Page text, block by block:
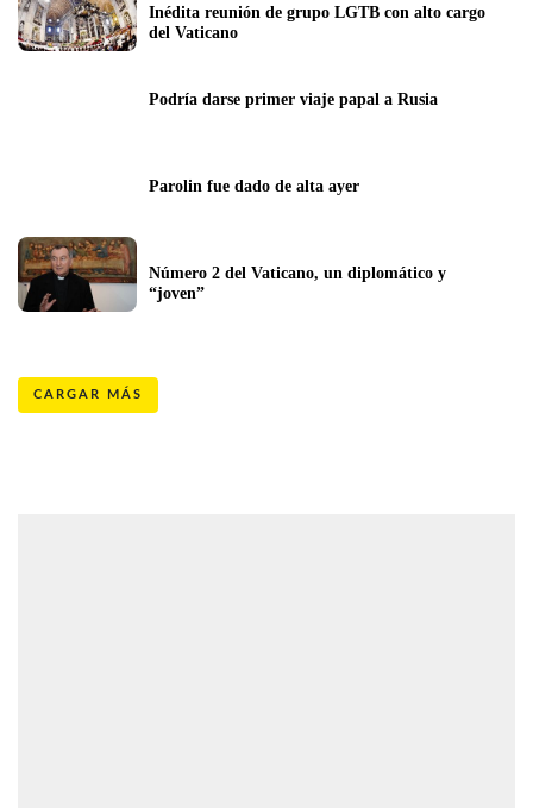
Inédita reunión de grupo LGTB con alto cargo
del Vaticano
Podría darse primer viaje papal a Rusia
Parolin fue dado de alta ayer
Número 2 del Vaticano, un diplomático y
“joven”
CARGAR MÁS